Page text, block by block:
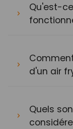
Qu'est-
d'un air
Quels